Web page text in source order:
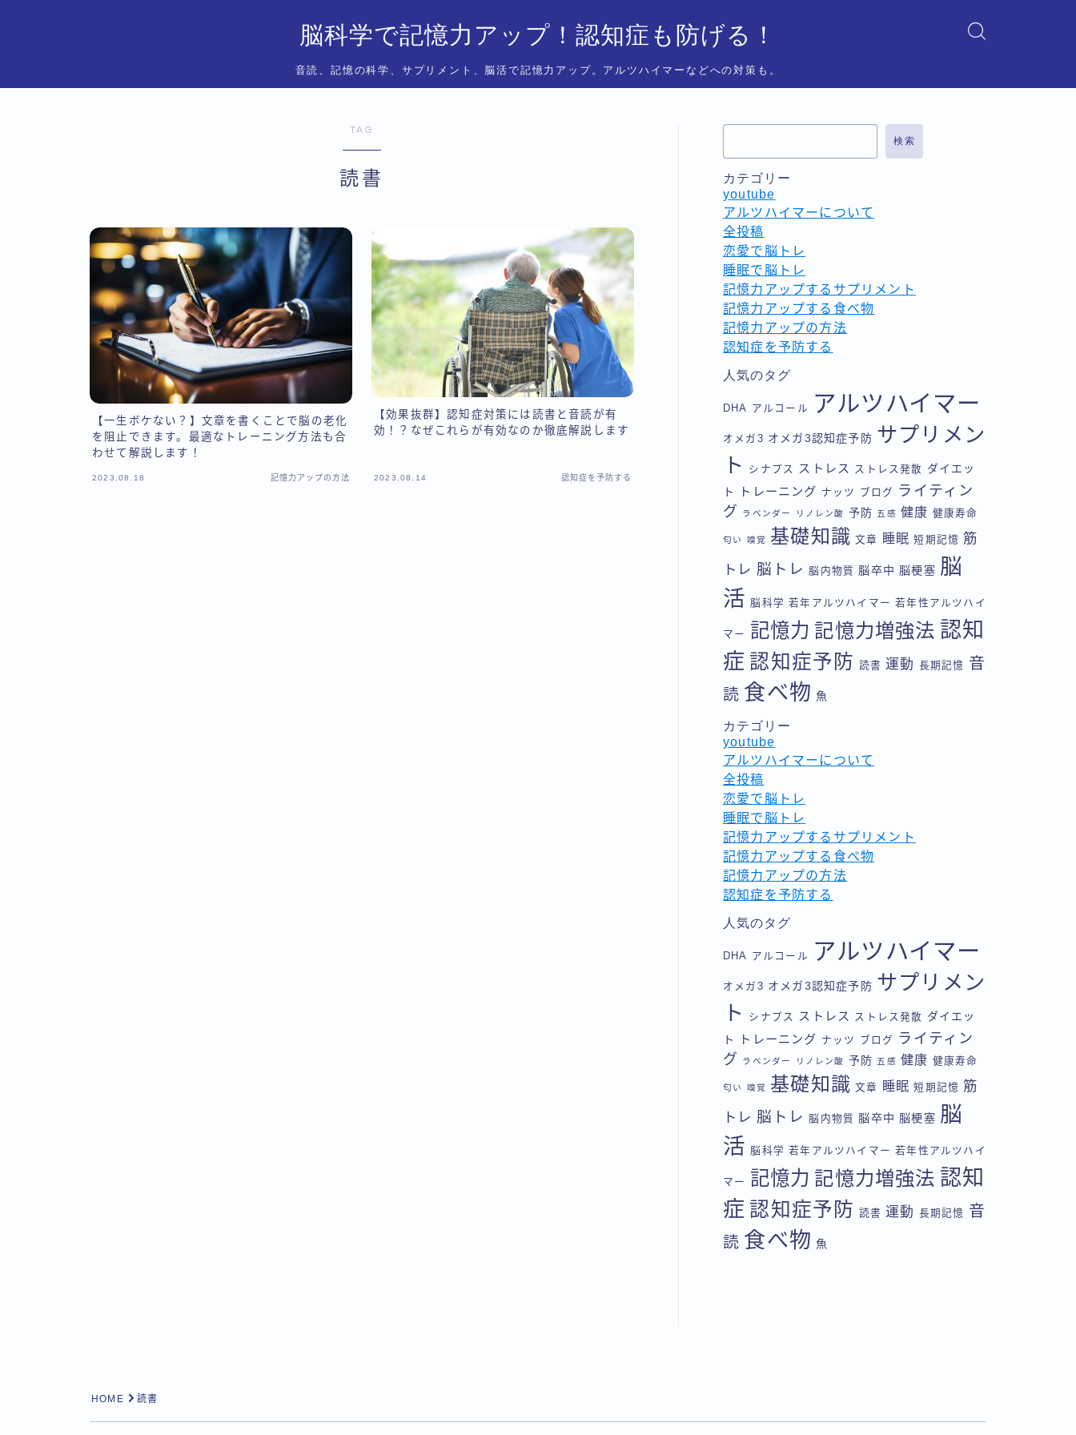
脳科学で記憶力アップ！認知症も防げる！
音読、記憶の科学、サプリメント、脳活で記憶力アップ。アルツハイマーなどへの対策も。
TAG
読書
【一生ボケない？】文章を書くことで脳の老化
を阻止できます。最適なトレーニング方法も合
わせて解説します！
2023.08.18 記憶力アップの方法
【効果抜群】認知症対策には読書と音読が有
効！？なぜこれらが有効なのか徹底解説します
2023.08.14 認知症を予防する
検索
カテゴリー
youtube
アルツハイマーについて
全投稿
恋愛で脳トレ
睡眠で脳トレ
記憶力アップするサプリメント
記憶力アップする食べ物
記憶力アップの方法
認知症を予防する
人気のタグ
DHA アルコール アルツハイマー
オメガ3 オメガ3認知症予防 サプリメン
ト
シナプス ストレス ストレス発散 ダイエッ
ト
トレーニング ナッツ ブログ
ライティン
グ
ラベンダー リノレン酸 予防 五感 健康 健康寿命
匂い 嗅覚 基礎知識 文章 睡眠 短期記憶 筋
トレ 脳トレ 脳内物質 脳卒中 脳梗塞 脳
活
脳科学 若年アルツハイマー 若年性アルツハイ
マー 記憶力 記憶力増強法 認知
症 認知症予防 読書 運動 長期記憶
音
読 食べ物 魚
カテゴリー
youtube
アルツハイマーについて
全投稿
恋愛で脳トレ
睡眠で脳トレ
記憶力アップするサプリメント
記憶力アップする食べ物
記憶力アップの方法
認知症を予防する
人気のタグ
DHA アルコール アルツハイマー
オメガ3 オメガ3認知症予防 サプリメン
ト
シナプス ストレス ストレス発散 ダイエッ
ト
トレーニング ナッツ ブログ
ライティン
グ
ラベンダー リノレン酸 予防 五感 健康 健康寿命
匂い 嗅覚 基礎知識 文章 睡眠 短期記憶 筋
トレ 脳トレ 脳内物質 脳卒中 脳梗塞 脳
活
脳科学 若年アルツハイマー 若年性アルツハイ
マー 記憶力 記憶力増強法 認知
症 認知症予防 読書 運動 長期記憶
音
読 食べ物 魚
HOME 読書